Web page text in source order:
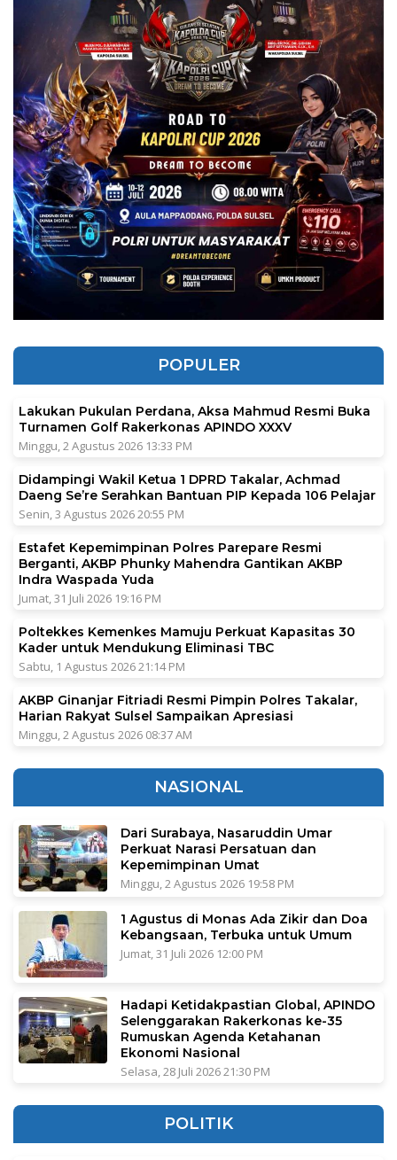
POPULER
Lakukan Pukulan Perdana, Aksa Mahmud Resmi Buka
Turnamen Golf Rakerkonas APINDO XXXV
Minggu, 2 Agustus 2026 13:33 PM
Didampingi Wakil Ketua 1 DPRD Takalar, Achmad
Daeng Se’re Serahkan Bantuan PIP Kepada 106 Pelajar
Senin, 3 Agustus 2026 20:55 PM
Estafet Kepemimpinan Polres Parepare Resmi
Berganti, AKBP Phunky Mahendra Gantikan AKBP
Indra Waspada Yuda
Jumat, 31 Juli 2026 19:16 PM
Poltekkes Kemenkes Mamuju Perkuat Kapasitas 30
Kader untuk Mendukung Eliminasi TBC
Sabtu, 1 Agustus 2026 21:14 PM
AKBP Ginanjar Fitriadi Resmi Pimpin Polres Takalar,
Harian Rakyat Sulsel Sampaikan Apresiasi
Minggu, 2 Agustus 2026 08:37 AM
NASIONAL
Dari Surabaya, Nasaruddin Umar
Perkuat Narasi Persatuan dan
Kepemimpinan Umat
Minggu, 2 Agustus 2026 19:58 PM
1 Agustus di Monas Ada Zikir dan Doa
Kebangsaan, Terbuka untuk Umum
Jumat, 31 Juli 2026 12:00 PM
Hadapi Ketidakpastian Global, APINDO
Selenggarakan Rakerkonas ke-35
Rumuskan Agenda Ketahanan
Ekonomi Nasional
Selasa, 28 Juli 2026 21:30 PM
POLITIK